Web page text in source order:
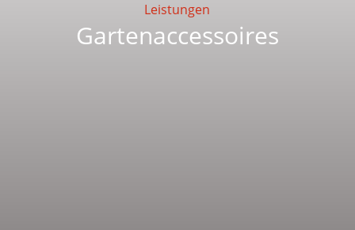
Leistungen
Gartenaccessoires